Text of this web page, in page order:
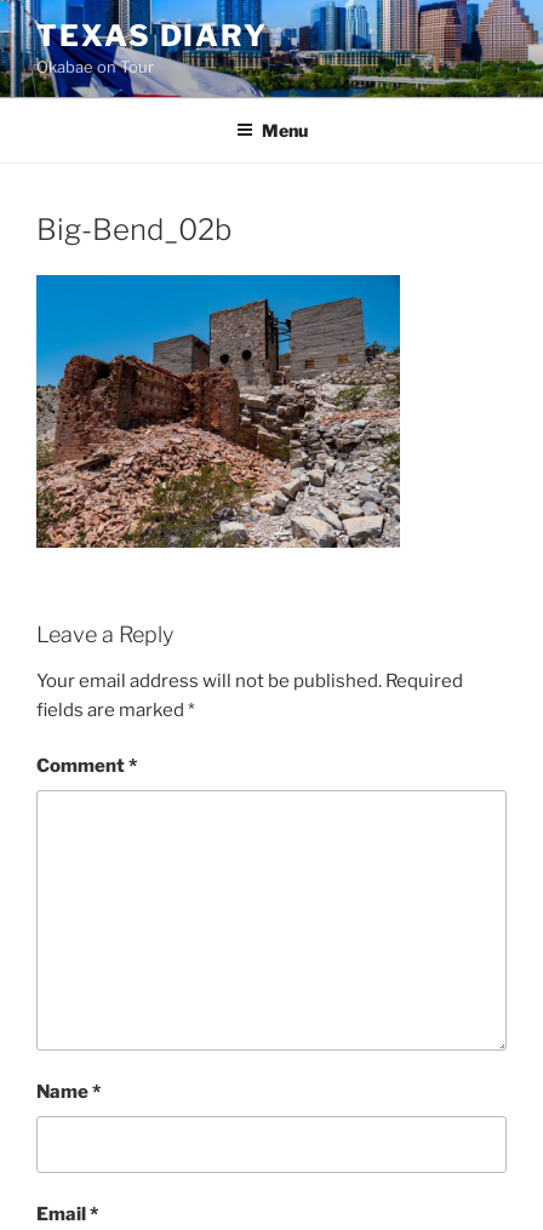
Skip
to
content
TEXAS DIARY
Okabae on Tour
Menu
Big-Bend_02b
Leave a Reply
Your email address will not be published. Required
fields are marked *
Comment*
Name*
Email*